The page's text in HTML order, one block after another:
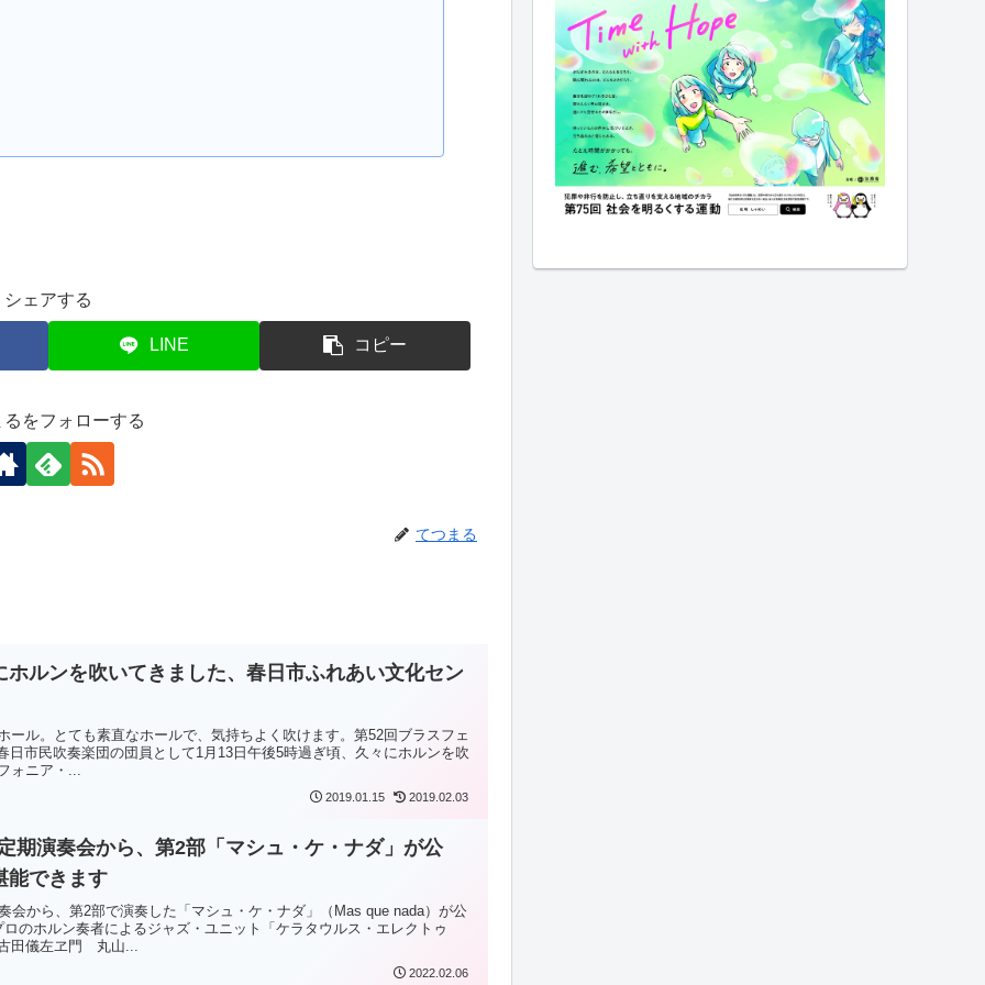
シェアする
LINE コピー
をフォローする
てつまる
ホルンを吹いてきました、春日市ふれあい文化セン
ール。とても素直なホールで、気持ちよく吹けます。第52回ブラスフェ
日市民吹奏楽団の団員として1月13日午後5時過ぎ頃、久々にホルンを吹
ォニア・...
2019.01.15 2019.02.03
期演奏会から、第2部「マシュ・ケ・ナダ」が公
能できます
会から、第2部で演奏した「マシュ・ケ・ナダ」（Mas que nada）が公
のホルン奏者によるジャズ・ユニット「ケラタウルス・エレクトゥ
田儀左ヱ門 丸山...
2022.02.06